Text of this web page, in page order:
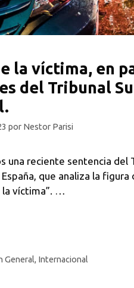
la víctima, en
del Tribunal
por Nestor Parisi
una reciente sentencia del
que analiza la figura
víctima”. …
General, Internacional